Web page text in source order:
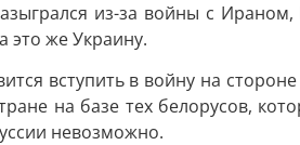
из-за войны с
это же Украину.
вступить в войну на
на базе тех белорусов,
невозможно.